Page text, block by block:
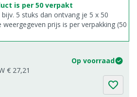
is per 50 verpakt
5 stuks dan ontvang je 5 x 50
weergegeven prijs is per verpakking (50
Op voorraad
€ 27,21